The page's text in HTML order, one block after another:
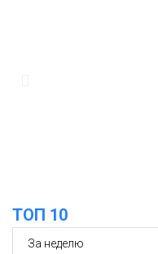
Спорт
ТОП 10